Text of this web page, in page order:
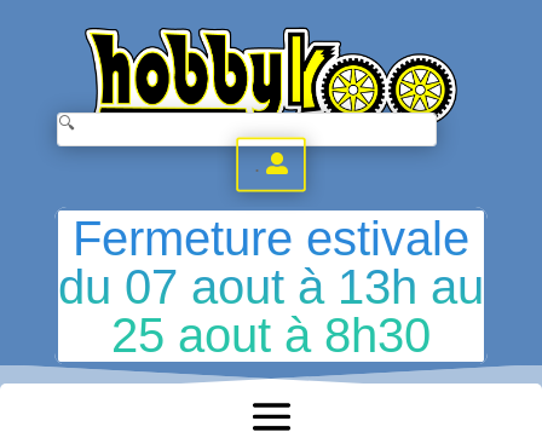
.
Fermeture estivale
du 07 aout à 13h au
25 aout à 8h30